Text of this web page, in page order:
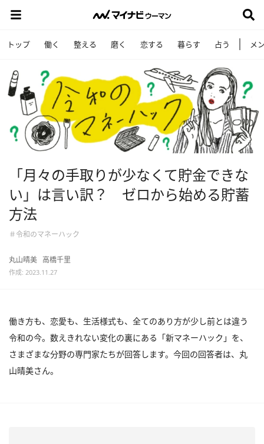
トップ 働く 整える 磨く 恋する 暮らす 占う メ
「月々の手取りが少なくて貯金できな
い」は言い訳？ ゼロから始める貯蓄
方法
＃令和のマネーハック
丸山晴美 高橋千里
作成: 2023.11.27
働き方も、恋愛も、生活様式も、全てのあり方が少し前とは違う
令和の今。数えきれない変化の裏にある「新マネーハック」を、
さまざまな分野の専門家たちが回答します。今回の回答者は、丸
山晴美さん。